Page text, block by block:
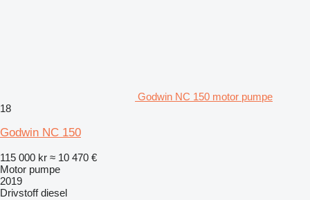
Godwin NC 150 motor pumpe
18
Godwin NC 150
115 000 kr ≈ 10 470 €
Motor pumpe
2019
Drivstoff diesel